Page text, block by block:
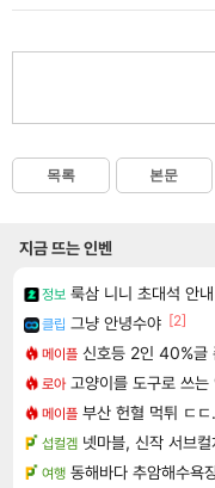
목록 본문
지금 뜨는 인벤
정보 룩삼 니니 초대석 안내
클립 그냥 안녕수야 [2]
메이플 신호등 2인 40%글
로아 고양이를 도구로 쓰
메이플 부산 헌혈 먹튀 ㄷㄷ
섭컬겜 넷마블, 신작 서브
여행 동해바다 추암해수욕